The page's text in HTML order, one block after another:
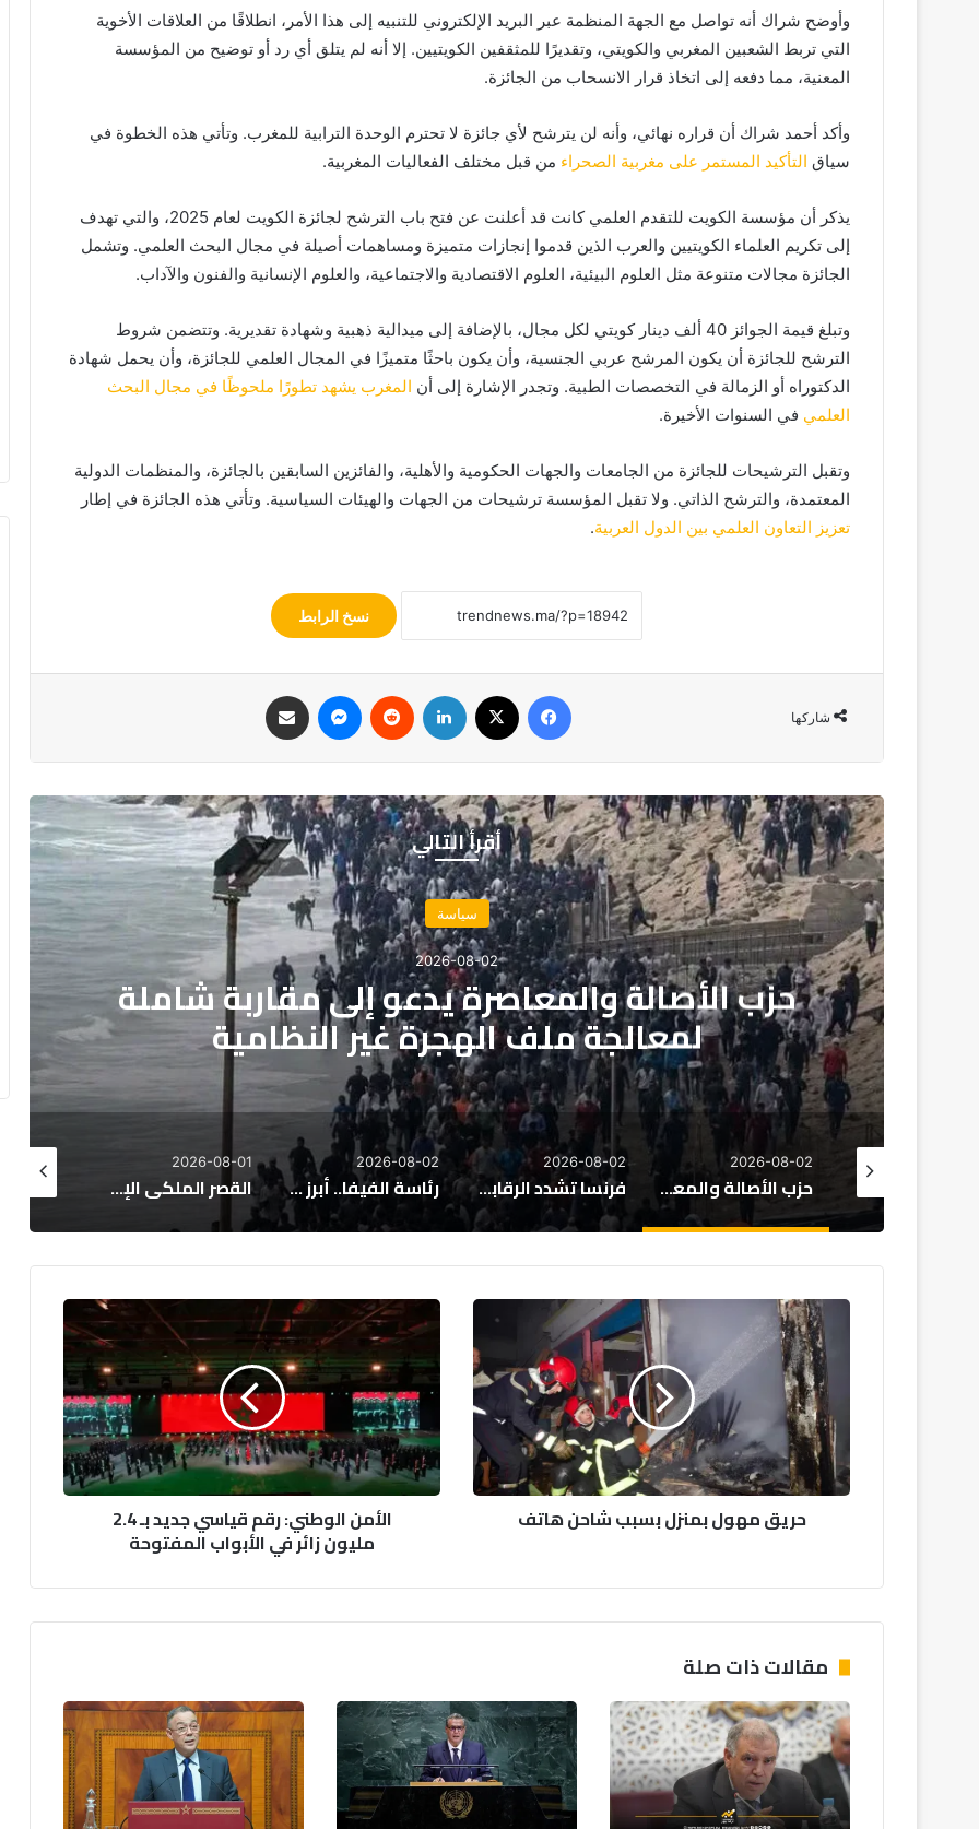
وأوضح شراك أنه تواصل مع الجهة المنظمة عبر البريد الإلكتروني للتنبيه إلى هذا الأمر، انطلاقًا من العلاقات الأخوية
التي تربط الشعبين المغربي والكويتي، وتقديرًا للمثقفين الكويتيين. إلا أنه لم يتلق أي رد أو توضيح من المؤسسة
المعنية، مما دفعه إلى اتخاذ قرار الانسحاب من الجائزة.
وأكد أحمد شراك أن قراره نهائي، وأنه لن يترشح لأي جائزة لا تحترم الوحدة الترابية للمغرب. وتأتي هذه الخطوة في
سياق التأكيد المستمر على مغربية الصحراء من قبل مختلف الفعاليات المغربية.
يذكر أن مؤسسة الكويت للتقدم العلمي كانت قد أعلنت عن فتح باب الترشح لجائزة الكويت لعام 2025، والتي تهدف
إلى تكريم العلماء الكويتيين والعرب الذين قدموا إنجازات متميزة ومساهمات أصيلة في مجال البحث العلمي. وتشمل
الجائزة مجالات متنوعة مثل العلوم البيئية، العلوم الاقتصادية والاجتماعية، والعلوم الإنسانية والفنون والآداب.
وتبلغ قيمة الجوائز 40 ألف دينار كويتي لكل مجال، بالإضافة إلى ميدالية ذهبية وشهادة تقديرية. وتتضمن شروط
الترشح للجائزة أن يكون المرشح عربي الجنسية، وأن يكون باحثًا متميزًا في المجال العلمي للجائزة، وأن يحمل شهادة
الدكتوراه أو الزمالة في التخصصات الطبية. وتجدر الإشارة إلى أن المغرب يشهد تطورًا ملحوظًا في مجال البحث
العلمي في السنوات الأخيرة.
وتقبل الترشيحات للجائزة من الجامعات والجهات الحكومية والأهلية، والفائزين السابقين بالجائزة، والمنظمات الدولية
المعتمدة، والترشح الذاتي. ولا تقبل المؤسسة ترشيحات من الجهات والهيئات السياسية. وتأتي هذه الجائزة في إطار
تعزيز التعاون العلمي بين الدول العربية.
نسخ الرابط
شاركها
أقرأ التالي
شاملة
اقتصاد
2026-08-02
فرنسا تشدد الرقابة على الاستثمارات الأجنبية
2026-08-02
2026-08-02
رئاسة الفيفا.. أبرز المرشحين المحتملين لخلافة جياني إنفانتينو
2026-08-01
القصر الملكي الإسباني يعلق بقلق على أحداث سبتة المحتلة ويدعو لضمان الأمن
2026-08-01
ل
ب
ل
ب
ش
ا
ح
ن
ه
حريق مهول بمنزل بسبب شاحن هاتف
ل
و
ط
ر
ا
س
ي
ج
د
الأمن الوطني: رقم قياسي جديد بـ 2.4
مليون زائر في الأبواب المفتوحة
مقالات ذات صلة